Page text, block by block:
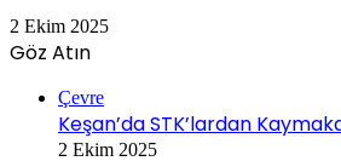
2 Ekim 2025
Göz Atın
Çevre
Keşan’da STK’lardan
2 Ekim 2025